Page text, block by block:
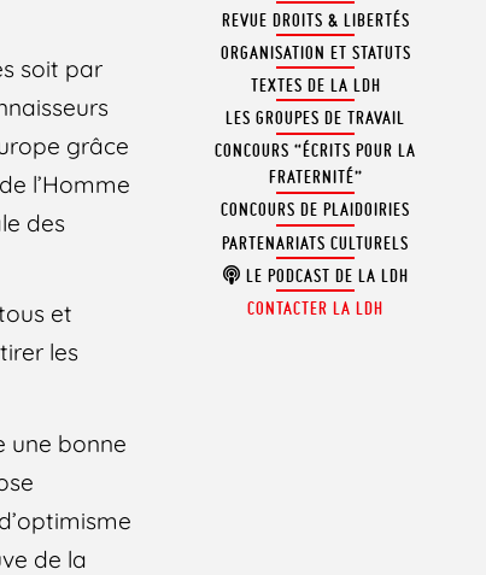
soit par
grâce
l’Homme
des
et
les
une bonne
de la
REVUE DROITS & LIBERTÉS
ORGANISATION ET STATUTS
TEXTES DE LA LDH
LES GROUPES DE TRAVAIL
CONCOURS “ÉCRITS POUR LA
FRATERNITÉ”
CONCOURS DE PLAIDOIRIES
PARTENARIATS CULTURELS
LE PODCAST DE LA LDH
CONTACTER LA LDH